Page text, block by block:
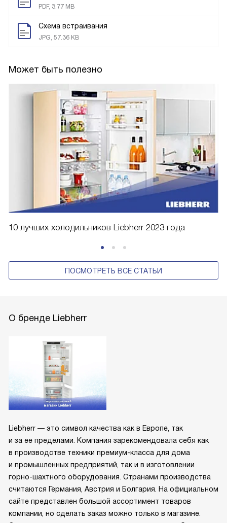
PDF, 3.77 MB
Схема встраивания
JPG, 57.36 KB
Может быть полезно
10 лучших холодильников Liebherr 2023 года
ПОСМОТРЕТЬ ВСЕ СТАТЬИ
О бренде Liebherr
Liebherr — это символ качества как в Европе, так
и за ее пределами. Компания зарекомендовала себя как
в производстве техники премиум-класса для дома
и промышленных предприятий, так и в изготовлении
горно-шахтного оборудования. Странами производства
считаются Германия, Австрия и Болгария. На официальном
сайте представлен большой ассортимент товаров
компании, но сделать заказ можно только в магазине.